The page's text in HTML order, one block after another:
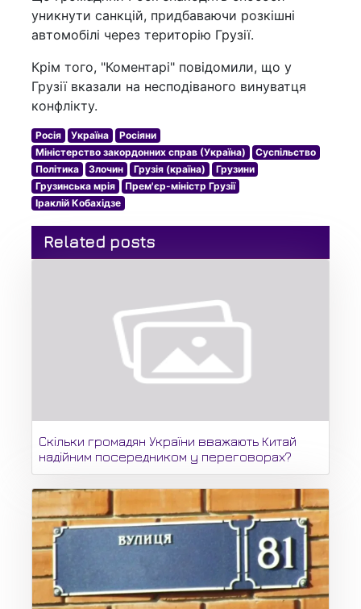
уникнути санкцій, придбаваючи розкішні
автомобілі через територію Грузії.
Крім того, "Коментарі" повідомили, що у
Грузії вказали на несподіваного винуватця
конфлікту.
Росія Україна
Росіяни
Міністерство закордонних справ (Україна)
Суспільство
Політика
Злочин Грузія (країна)
Грузини
Грузинська мрія
Прем'єр-міністр Грузії
Іраклій Кобахідзе
Related posts
Скільки громадян України вважають Китай
надійним посередником у переговорах?